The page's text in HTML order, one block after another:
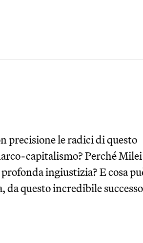
precisione le radici di questo
capitalismo? Perché Milei
ingiustizia? E cosa
questo incredibile successo